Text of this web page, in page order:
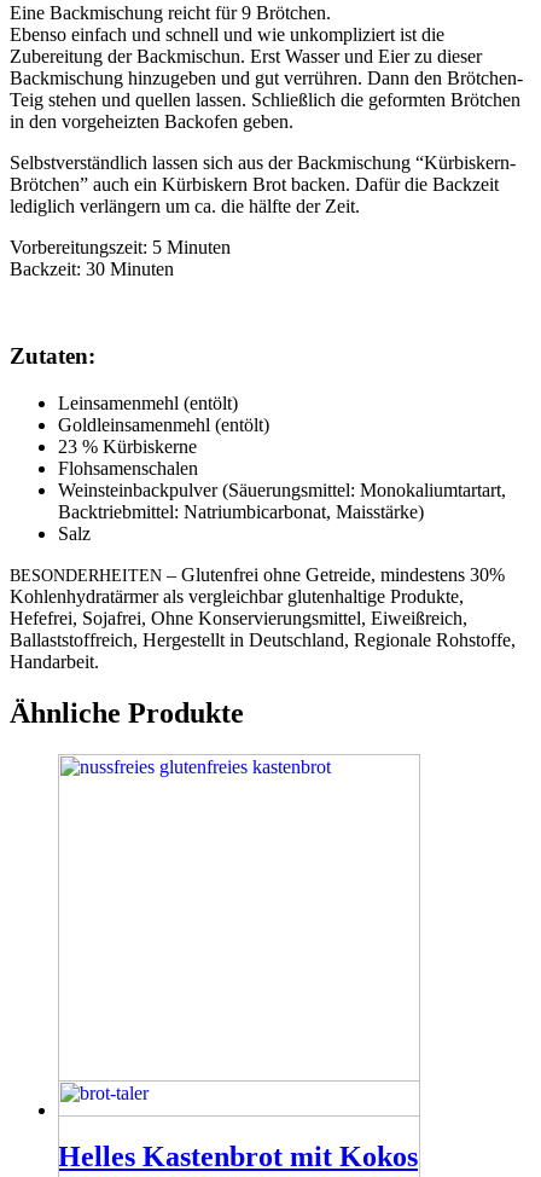
Eine Backmischung reicht für 9 Brötchen.
Ebenso einfach und schnell und wie unkompliziert ist die
Zubereitung der Backmischun. Erst Wasser und Eier zu dieser
Backmischung hinzugeben und gut verrühren. Dann den Brötchen-
Teig stehen und quellen lassen. Schließlich die geformten Brötchen
in den vorgeheizten Backofen geben.
Selbstverständlich lassen sich aus der Backmischung “Kürbiskern-
Brötchen” auch ein Kürbiskern Brot backen. Dafür die Backzeit
lediglich verlängern um ca. die hälfte der Zeit.
Vorbereitungszeit: 5 Minuten
Backzeit: 30 Minuten
Zutaten:
Leinsamenmehl (entölt)
Goldleinsamenmehl (entölt)
23 % Kürbiskerne
Flohsamenschalen
Weinsteinbackpulver (Säuerungsmittel: Monokaliumtartart,
Backtriebmittel: Natriumbicarbonat, Maisstärke)
Salz
BESONDERHEITEN – Glutenfrei ohne Getreide, mindestens 30%
Kohlenhydratärmer als vergleichbar glutenhaltige Produkte,
Hefefrei, Sojafrei, Ohne Konservierungsmittel, Eiweißreich,
Ballaststoffreich, Hergestellt in Deutschland, Regionale Rohstoffe,
Handarbeit.
Ähnliche Produkte
Helles Kastenbrot mit Kokos